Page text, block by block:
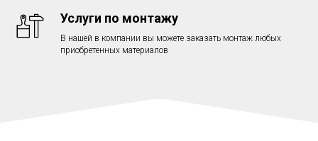
Услуги по монтажу
В нашей в компании вы можете заказать монтаж любых
приобретенных материалов